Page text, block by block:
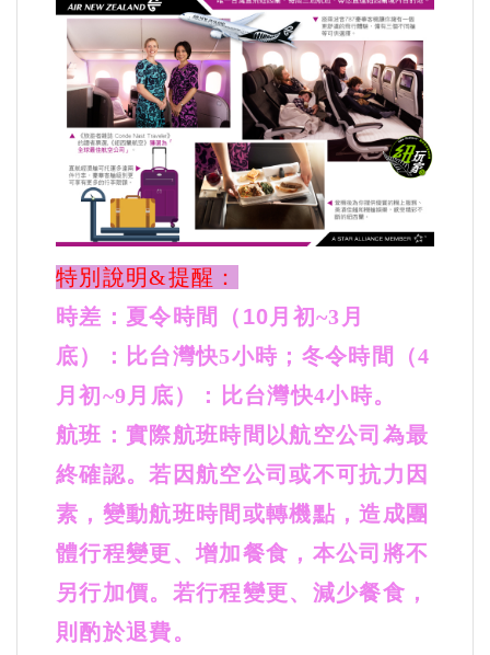
特別說明&提醒：
時差：夏令時間（10 月初~3 月
底）：比台灣快5小時；冬令時間（4
月初~9月底）：比台灣快4小時。
航班：實際航班時間以航空公司為最
終確認。若因航空公司或不可抗力因
素，變動航班時間或轉機點，造成團
體行程變更、增加餐食，本公司將不
另行加價。若行程變更、減少餐食，
則酌於退費。